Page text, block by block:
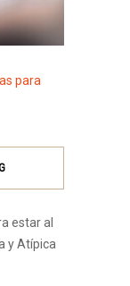
para
estar al
y Atípica